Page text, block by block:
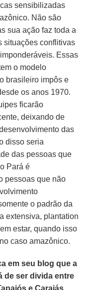
sensibilizadas
Não são
sua ação faz toda a
situações conflitivas
Essas
o modelo
brasileiro impôs e
os anos 1970.
ficarão
deixando de
das
disso seria
das pessoas que
Pará é
pessoas que não
o padrão da
extensiva, plantation
estar, quando isso
caso amazônico.
em seu blog que a
de ser divida entre
e Carajás